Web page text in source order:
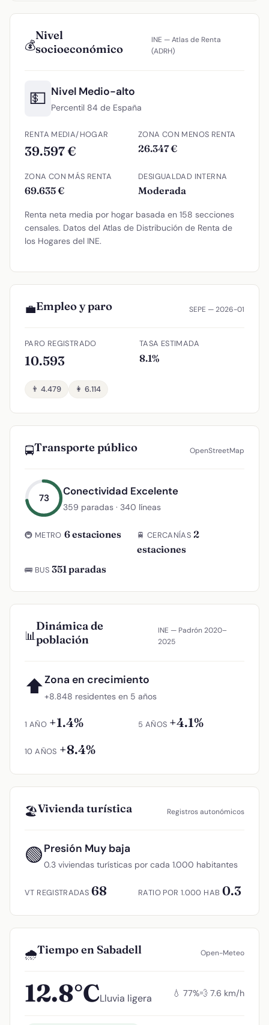
💰
Nivel
socioeconómico
INE — Atlas de Renta
(ADRH)
💵 Nivel Medio-alto
Percentil 84 de España
RENTA MEDIA/HOGAR
39.597 €
ZONA CON MENOS RENTA
26.347 €
ZONA CON MÁS RENTA
69.635 €
DESIGUALDAD INTERNA
Moderada
Renta neta media por hogar basada en 158 secciones
censales. Datos del Atlas de Distribución de Renta de
los Hogares del INE.
💼Empleo y paro SEPE — 2026-01
PARO REGISTRADO
10.593
TASA ESTIMADA
8.1%
👨 4.479 👩 6.114
🚍Transporte público OpenStreetMap
73
Conectividad Excelente
359 paradas · 340 líneas
🚇 METRO 6 estaciones 🚆 CERCANÍAS 2
estaciones
🚌 BUS 351 paradas
📊
Dinámica de
población
INE — Padrón 2020–
2025
⬆Zona en crecimiento
+8.848 residentes en 5 años
1 AÑO +1.4% 5 AÑOS +4.1%
10 AÑOS +8.4%
🏖️Vivienda turística Registros autonómicos
🟢Presión Muy baja
0.3 viviendas turísticas por cada 1.000 habitantes
VT REGISTRADAS 68 RATIO POR 1.000 HAB 0.3
🌧️Tiempo en Sabadell Open-Meteo
12.8°CLluvia ligera 💧 77%💨 7.6 km/h